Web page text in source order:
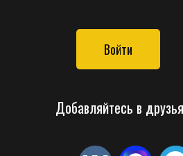
Войти
Добавляйтесь в